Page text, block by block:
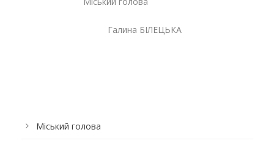
Галина БІЛЕЦЬКА
Міський голова